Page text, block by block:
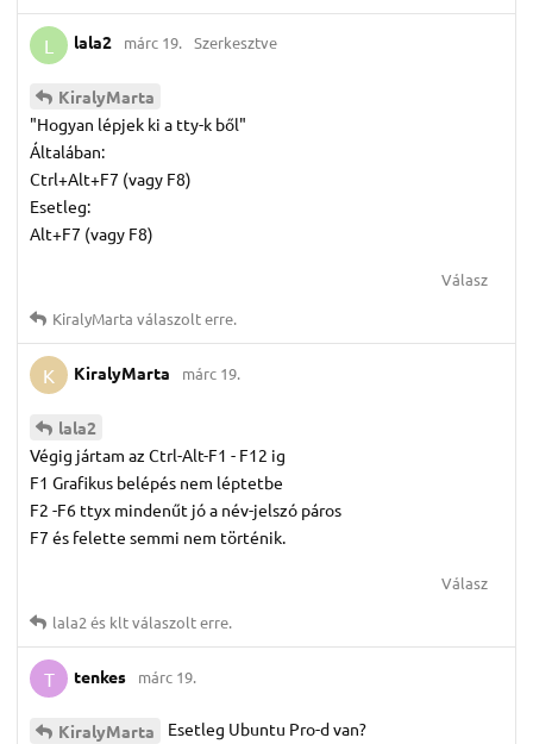
L lala2 márc 19. Szerkesztve
KiralyMarta
"Hogyan lépjek ki a tty-k ből"
Általában:
Ctrl+Alt+F7 (vagy F8)
Esetleg:
Alt+F7 (vagy F8)
Válasz
KiralyMarta válaszolt erre.
K KiralyMarta márc 19.
lala2
Végig jártam az Ctrl-Alt-F1 - F12 ig
F1 Grafikus belépés nem léptetbe
F2 -F6 ttyx mindenűt jó a név-jelszó páros
F7 és felette semmi nem történik.
Válasz
lala2 és kltválaszolt erre.
T tenkes márc 19.
KiralyMarta
Esetleg Ubuntu Pro-d van?